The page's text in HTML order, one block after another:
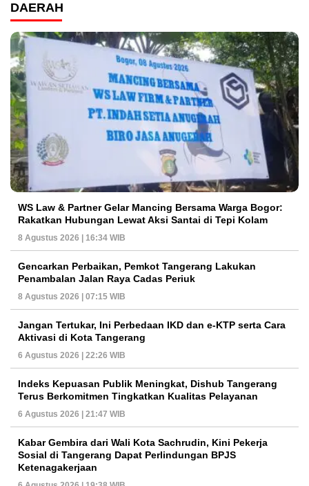
DAERAH
WS Law & Partner Gelar Mancing Bersama Warga Bogor:
Rakatkan Hubungan Lewat Aksi Santai di Tepi Kolam
8 Agustus 2026 | 16:34 WIB
Gencarkan Perbaikan, Pemkot Tangerang Lakukan
Penambalan Jalan Raya Cadas Periuk
8 Agustus 2026 | 07:15 WIB
Jangan Tertukar, Ini Perbedaan IKD dan e-KTP serta Cara
Aktivasi di Kota Tangerang
6 Agustus 2026 | 22:26 WIB
Indeks Kepuasan Publik Meningkat, Dishub Tangerang
Terus Berkomitmen Tingkatkan Kualitas Pelayanan
6 Agustus 2026 | 21:47 WIB
Kabar Gembira dari Wali Kota Sachrudin, Kini Pekerja
Sosial di Tangerang Dapat Perlindungan BPJS
Ketenagakerjaan